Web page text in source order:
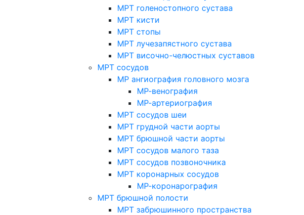
МРТ голеностопного сустава
МРТ кисти
МРТ стопы
МРТ лучезапястного сустава
МРТ височно-челюстных суставов
МРТ сосудов
МР ангиография головного мозга
МР-венография
МР-артериография
МРТ сосудов шеи
МРТ грудной части аорты
МРТ брюшной части аорты
МРТ сосудов малого таза
МРТ сосудов позвоночника
МРТ коронарных сосудов
МР-коронарография
МРТ брюшной полости
МРТ забрюшинного пространства